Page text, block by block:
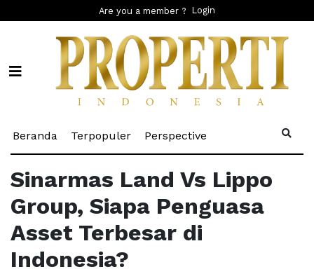
Are you a member ? Login
Beranda (current)
Terpopuler(current)
Perspective
Sinarmas Land Vs Lippo
Group, Siapa Penguasa
Asset Terbesar di
Indonesia?